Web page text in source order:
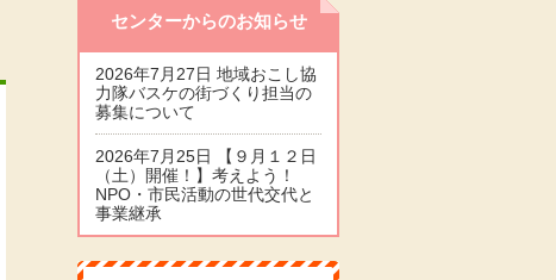
センターからのお知らせ
2026年7月27日 地域おこし協
力隊バスケの街づくり担当の
募集について
2026年7月25日 【９月１２日
（土）開催！】考えよう！
NPO・市民活動の世代交代と
事業継承